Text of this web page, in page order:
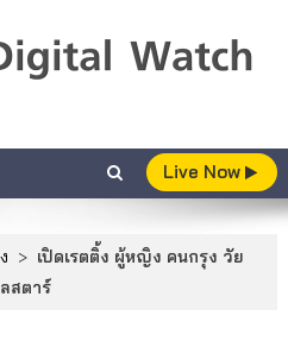
Live Now
> เปิดเรตติ้ง ผู้หญิง คนกรุง วัย
สตาร์